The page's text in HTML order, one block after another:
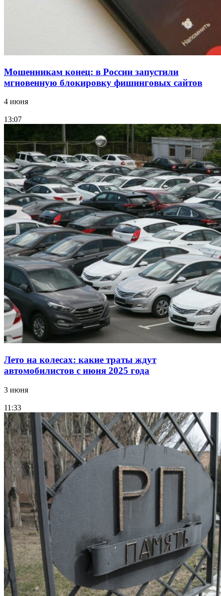
Мошенникам конец: в России запустили
мгновенную блокировку фишинговых сайтов
4 июня
13:07
Лето на колесах: какие траты ждут
автомобилистов с июня 2025 года
3 июня
11:33